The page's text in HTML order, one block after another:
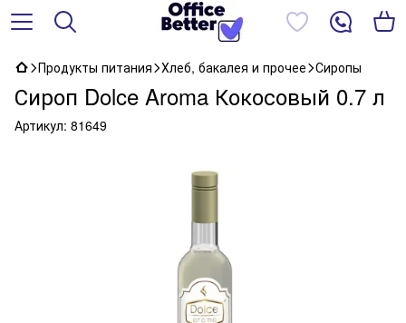
Продукты питания Хлеб, бакалея и прочее Сиропы
Сироп Dolce Aroma Кокосовый 0.7 л
Артикул: 81649